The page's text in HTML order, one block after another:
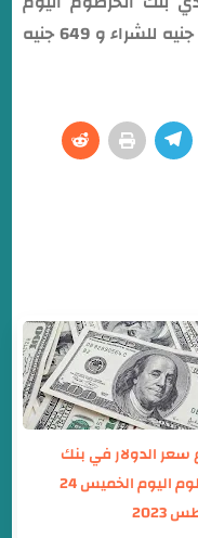
السبت 19 أغسطس 2023، نحو 644 جنيه للشراء و 649 جنيه
سعر الدولار في بنك
الخرطوم اليوم الخميس 24